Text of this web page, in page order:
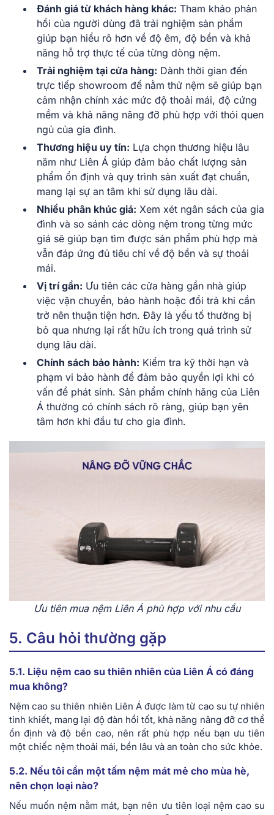
Đánh giá từ khách hàng khác: Tham khảo phản
hồi của người dùng đã trải nghiệm sản phẩm
giúp bạn hiểu rõ hơn về độ êm, độ bền và khả
năng hỗ trợ thực tế của từng dòng nệm.
Trải nghiệm tại cửa hàng: Dành thời gian đến
trực tiếp showroom để nằm thử nệm sẽ giúp bạn
cảm nhận chính xác mức độ thoải mái, độ cứng
mềm và khả năng nâng đỡ phù hợp với thói quen
ngủ của gia đình.
Thương hiệu uy tín: Lựa chọn thương hiệu lâu
năm như Liên Á giúp đảm bảo chất lượng sản
phẩm ổn định và quy trình sản xuất đạt chuẩn,
mang lại sự an tâm khi sử dụng lâu dài.
Nhiều phân khúc giá: Xem xét ngân sách của gia
đình và so sánh các dòng nệm trong từng mức
giá sẽ giúp bạn tìm được sản phẩm phù hợp mà
vẫn đáp ứng đủ tiêu chí về độ bền và sự thoải
mái.
Vị trí gần: Ưu tiên các cửa hàng gần nhà giúp
việc vận chuyển, bảo hành hoặc đổi trả khi cần
trở nên thuận tiện hơn. Đây là yếu tố thường bị
bỏ qua nhưng lại rất hữu ích trong quá trình sử
dụng lâu dài.
Chính sách bảo hành: Kiểm tra kỹ thời hạn và
phạm vi bảo hành để đảm bảo quyền lợi khi có
vấn đề phát sinh. Sản phẩm chính hãng của Liên
Á thường có chính sách rõ ràng, giúp bạn yên
tâm hơn khi đầu tư cho gia đình.
Ưu tiên mua nệm Liên Á phù hợp với nhu cầu
5. Câu hỏi thường gặp
5.1. Liệu nệm cao su thiên nhiên của Liên Á có đáng
mua không?
Nệm cao su thiên nhiên Liên Á được làm từ cao su tự nhiên
tinh khiết, mang lại độ đàn hồi tốt, khả năng nâng đỡ cơ thể
ổn định và độ bền cao, nên rất phù hợp nếu bạn ưu tiên
một chiếc nệm thoải mái, bền lâu và an toàn cho sức khỏe.
5.2. Nếu tôi cần một tấm nệm mát mẻ cho mùa hè,
nên chọn loại nào?
Nếu muốn nệm nằm mát, bạn nên ưu tiên loại nệm cao su